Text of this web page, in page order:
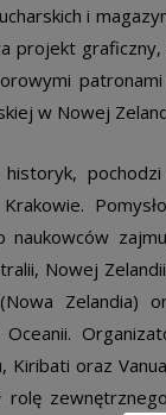
i
projekt
w Nowej
naukowców
Nowej
(Nowa
Kiribati oraz
rolę